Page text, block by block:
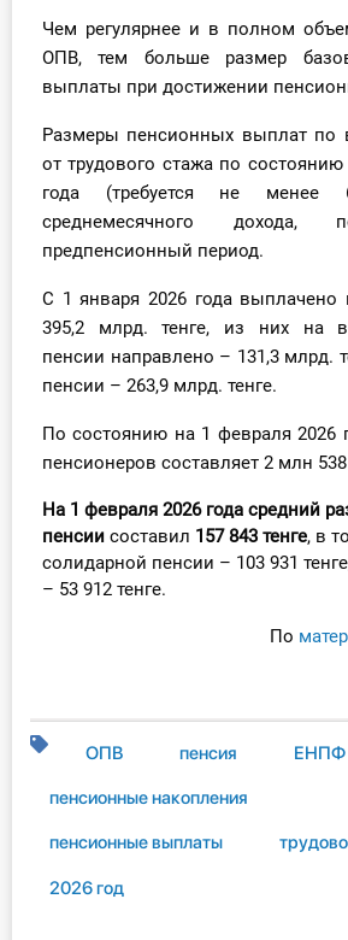
Тестирование для
Чем регулярнее и в полном
ОПВ, тем больше размер
выплаты при достижении
Размеры пенсионных выплат по
от трудового стажа по
года (требуется не
среднемесячного дохода,
предпенсионный период.
С 1 января 2026 года выплачено
395,2 млрд. тенге, из них на
пенсии направлено – 131,3 млрд.
пенсии – 263,9 млрд. тенге.
По состоянию на 1 февраля 2026
пенсионеров составляет 2 млн
На 1 февраля 2026 года средний
пенсии составил 157 843 тенге, в
солидарной пенсии – 103 931
– 53 912 тенге.
По
ОПВ пенсия ЕНПФ
пенсионные накопления
пенсионные выплаты
2026 год